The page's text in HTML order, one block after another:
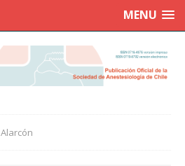
MENU
Alarcón